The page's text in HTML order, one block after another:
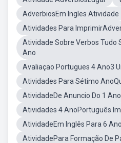
AdverbiosEm Ingles Atividade
Atividades Para
Atividade Sobre Verbos Tudo
Ano
Avaliaçao Portugues 4 Ano3
Atividades Para Sétimo
AtividadeDe Anuncio Do 1 Ano
Atividades 4 AnoPortuguês
AtividadeEm Inglês Para 6 Ano
AtividadePara Formação De